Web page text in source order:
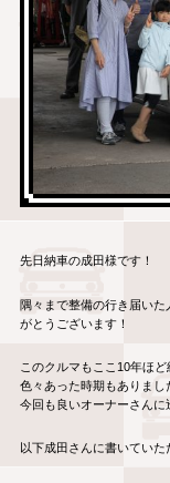
先日納車の成田様です！
隅々まで整備の行き届い
がとうございます！
このクルマもここ10年ほ
色々あった時期もありまし
今回も良いオーナーさんに
以下成田さんに書いていた